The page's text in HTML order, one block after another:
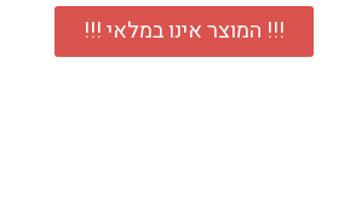
!!! המוצר אינו במלאי !!!